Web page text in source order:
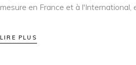
mesure en France et à l'International,
LIRE PLUS